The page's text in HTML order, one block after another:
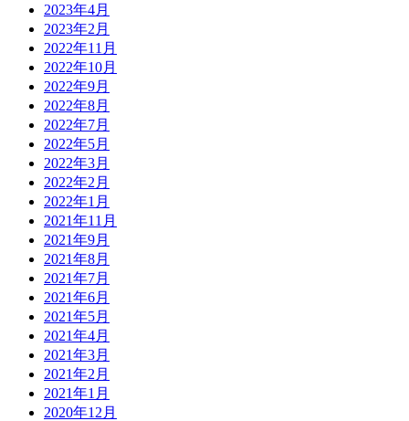
2023年4月
2023年2月
2022年11月
2022年10月
2022年9月
2022年8月
2022年7月
2022年5月
2022年3月
2022年2月
2022年1月
2021年11月
2021年9月
2021年8月
2021年7月
2021年6月
2021年5月
2021年4月
2021年3月
2021年2月
2021年1月
2020年12月